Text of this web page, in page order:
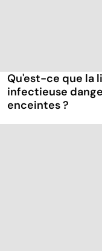
Qu'est-ce que la
infectieuse
enceintes ?